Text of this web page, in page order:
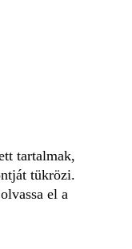
tartalmak,
tükrözi.
el a